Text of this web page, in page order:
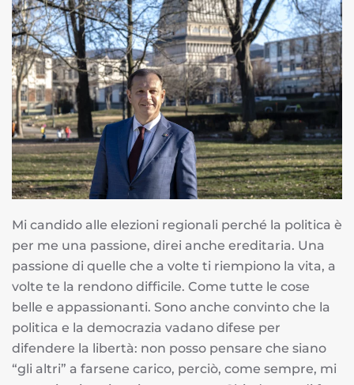
Mi candido alle elezioni regionali perché la politica è
per me una passione, direi anche ereditaria. Una
passione di quelle che a volte ti riempiono la vita, a
volte te la rendono difficile. Come tutte le cose
belle e appassionanti. Sono anche convinto che la
politica e la democrazia vadano difese per
difendere la libertà: non posso pensare che siano
“gli altri” a farsene carico, perciò, come sempre, mi